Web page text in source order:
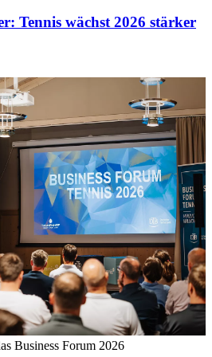
Tennis wächst 2026 stärker
Business Forum 2026